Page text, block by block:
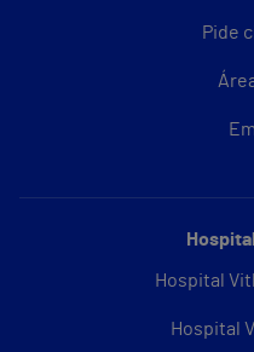
Pide
Hospital
Hospital